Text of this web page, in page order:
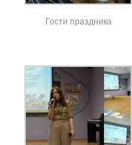
Гости праздника